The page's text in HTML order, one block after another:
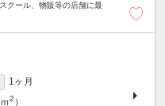
クール、物販等の店舗に最
1ヶ月
2 ）